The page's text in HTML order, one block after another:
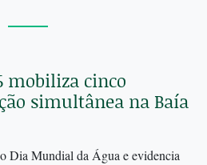
mobiliza cinco
simultânea na Baía
Dia Mundial da Água e evidencia